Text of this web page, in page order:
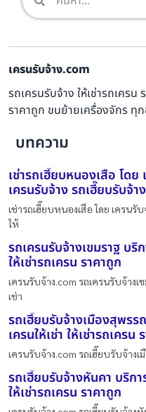
เครนรับจ้าง.com
รถเครนรับจ้าง ให้เช่ารถเคร
ราคาถูก ขนย้ายเครื่องจักร ทุ
บทความ
เช่ารถเฮี๊ยบหนองเสือ โด
เครนรับจ้าง รถเฮี๊ยบรับจ้า
เช่ารถเฮี๊ยบหนองเสือ โดย เครนรั
ให้
รถเครนรับจ้างเขมราฐ บริ
ให้เช่ารถเครน ราคาถูก
เครนรับจ้าง.com รถเครนรับจ้างเ
เช่า
รถเฮี๊ยบรับจ้างเมืองสุพร
เครนให้เช่า ให้เช่ารถเครน
เครนรับจ้าง.com รถเฮี๊ยบรับจ้าง
รถเฮี๊ยบรับจ้างหันคา บริกา
ให้เช่ารถเครน ราคาถูก